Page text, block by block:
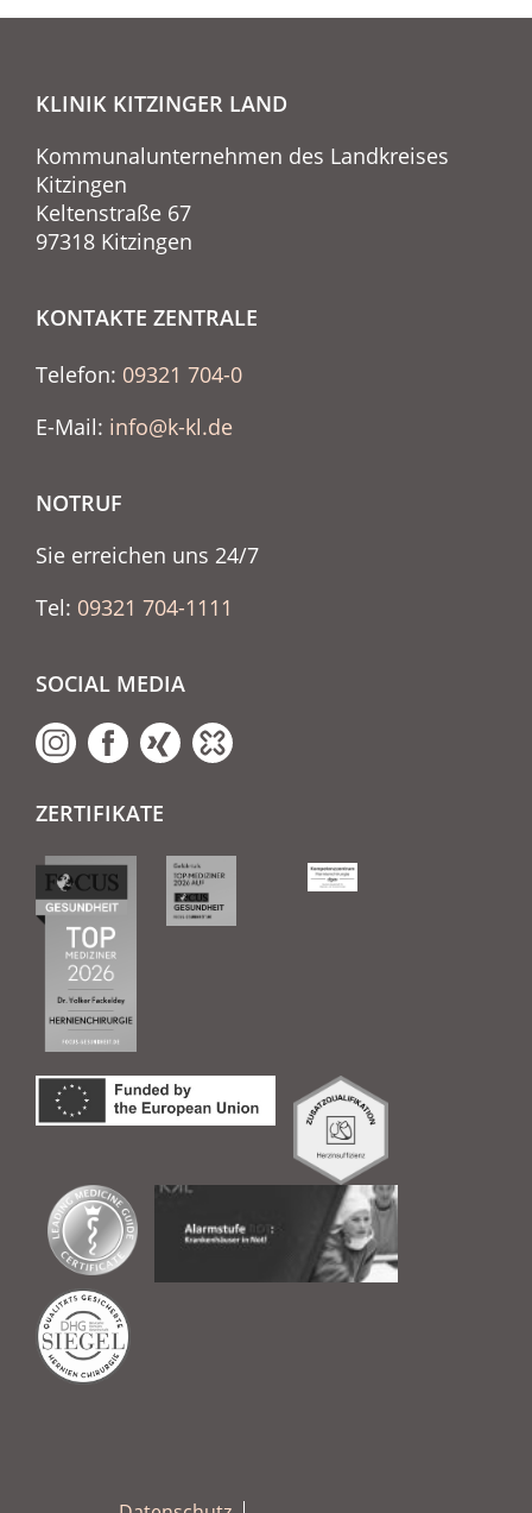
KLINIK KITZINGER LAND
Kommunalunternehmen des Landkreises
Kitzingen
Keltenstraße 67
97318 Kitzingen
KONTAKTE ZENTRALE
Telefon: 09321 704-0
E-Mail: info@k-kl.de
NOTRUF
Sie erreichen uns 24/7
Tel: 09321 704-1111
SOCIAL MEDIA
ZERTIFIKATE